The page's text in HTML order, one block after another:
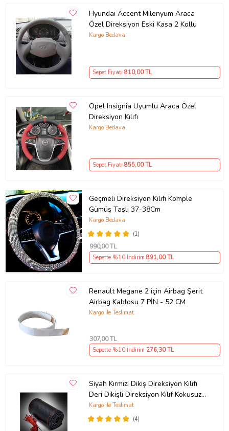
Hyundai Accent Milenyum Araca
Özel Direksiyon Eski Kasa 2 Kollu
Kargo Bedava
Sepet Fiyatı 810,00 TL
Opel Insignia Uyumlu Araca Özel
Direksiyon Kılıfı
Kargo Bedava
Sepet Fiyatı 855,00 TL
Geçmeli Direksiyon Kılıfı Komple
Gümüş Taşlı 37-38Cm
(1)
Kargo Bedava
990,00 TL
Sepette %10 İndirim 891,00 TL
Renault Megane 2 için Airbag Şerit
Airbag Kablosu 7 PİN - 52 CM
Kargo ile Teslimat
307,00 TL
Sepette %10 İndirim 276,30 TL
Siyah Kırmızı Dikiş Direksiyon Kılıfı
Deri Dikişli Direksiyon Kılıf Kokusuz
Kılıf
(4)
Kargo ile Teslimat